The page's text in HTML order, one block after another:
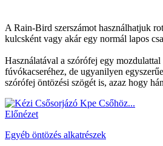
A Rain-Bird szerszámot használhatjuk
kulcsként vagy akár egy normál lapos
Használatával a szórófej egy
fúvókacseréhez, de ugyanilyen
szórófej öntözési szögét is, azaz hogy
Előnézet
Egyéb öntözés alkatrészek